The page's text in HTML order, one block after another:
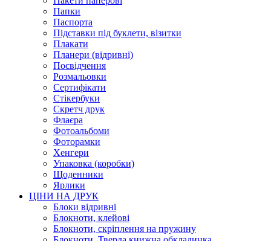
Папки
Паспорта
Підставки під буклети, візитки
Плакати
Планери (відривні)
Посвідчення
Розмальовки
Сертифікати
Стікербуки
Скретч друк
Флаєра
Фотоальбоми
Фоторамки
Хенгери
Упаковка (коробки)
Щоденники
Ярлики
ЦІНИ НА ДРУК
Блоки відривні
Блокноти, клейові
Блокноти, скріплення на пружину